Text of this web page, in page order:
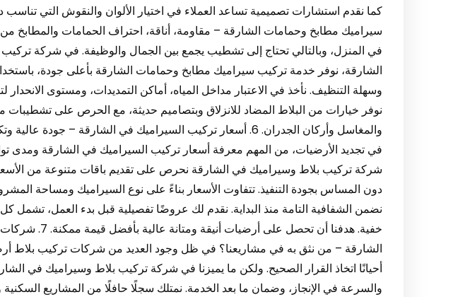
سيراميك مطابخ وحمامات الشارقة – مقاومة، أناقة، احتراف الحمامات والمطابخ من
في المنزل، وبالتالي تحتاج إلى تشطيب يجمع بين الجمال والوظيفة. في شركة
الشارقة، نوفر خدمة تركيب سيراميك مطابخ وحمامات الشارقة بأعلى جودة،
وسهلة التنظيف. نأخذ في الاعتبار مداخل المياه، أماكن التمديدات، ومستوى الانحدار
نوفر خيارات من البلاط المضاد للانزلاق وبتصاميم حديثة، مع الحرص على تشطيبات
والمغاسل وأركان الجدران. 6. أسعار تركيب السيراميك في الشارقة – جودة
في تجديد الأرضيات، من المهم معرفة أسعار تركيب السيراميك في الشارقة ومدى
شركة تركيب بلاط وسيراميك في الشارقة نحرص على تقديم باقات متنوعة من
دون المساس بجودة التنفيذ. تتفاوت الأسعار بناءً على نوع السيراميك ومساحة
نضمن الشفافية التامة منذ البداية. نقدم لك عروضًا تفصيلية قبل بدء العمل، تشمل
خفية. هدفنا أن تحصل على
الشارقة – من نثق به في مشاريعنا؟ في ظل وجود العديد من شركات تركيب بلاط
أحيانًا اتخاذ القرار الصحيح. ولكن ما يميزنا في شركة تركيب بلاط وسيراميك في
والسرعة في الإنجاز، وضمان ما بعد الخدمة. نمتلك سجلًا حافلًا من المشاريع السكنية